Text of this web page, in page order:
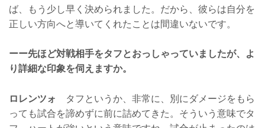
ば、もう少し早く決められました。だから、彼らは自分を
正しい方向へと導いてくれたことは間違いないです。
ーー先ほど対戦相手をタフとおっしゃっていましたが、よ
り詳細な印象を伺えますか。
ロレンツォ
タフというか、非常に、別にダメージをもら
っても試合を諦めずに前に詰めてきた。そういう意味でタ